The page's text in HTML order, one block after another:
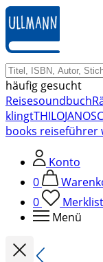
zum
Hauptinhalt
springen
häufig gesucht
Reisesoundbuch
klingtTHILO
books reiseführer
Konto
0
0
Menü